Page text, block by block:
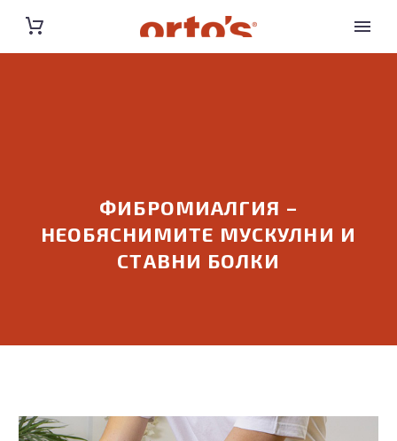
ФИБРОМИАЛГИЯ –
НЕОБЯСНИМИТЕ МУСКУЛНИ И
СТАВНИ БОЛКИ